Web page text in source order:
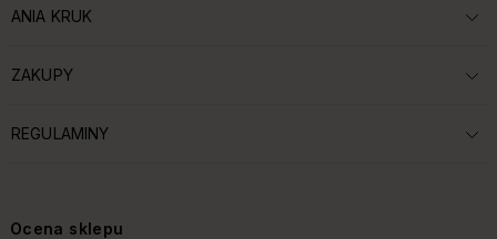
ROZWIŃ SEKCJĘ:
ANIA KRUK
ROZWIŃ SEKCJĘ:
ZAKUPY
ROZWIŃ SEKCJĘ:
REGULAMINY
Ocena sklepu